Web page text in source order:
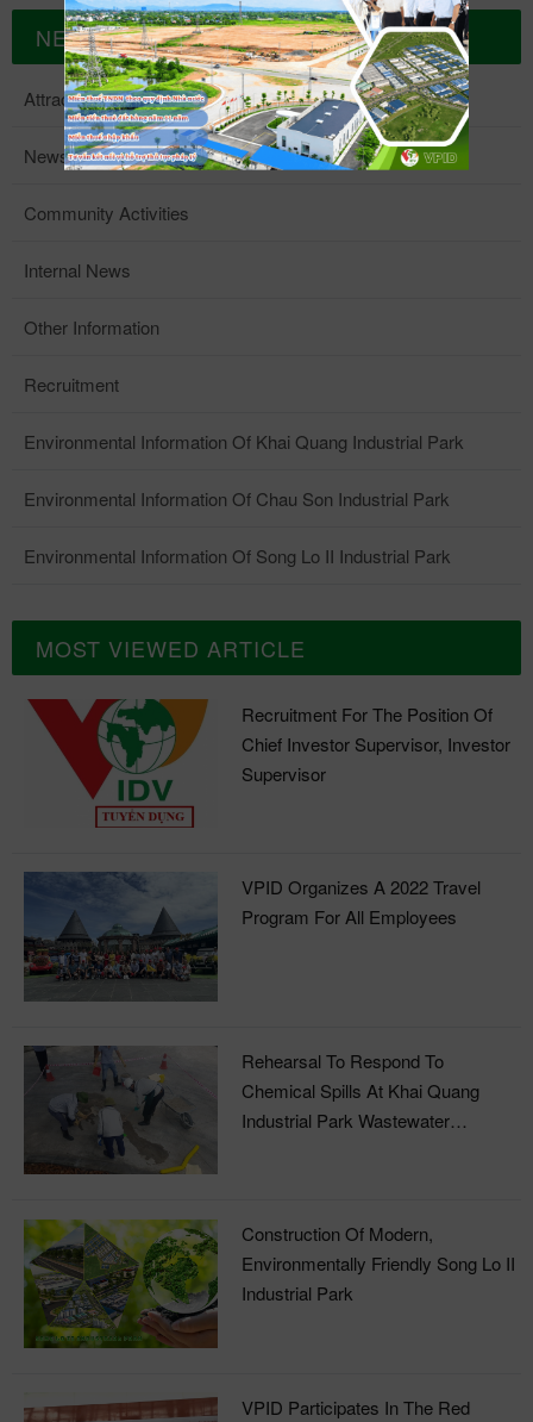
NEWS
Attract Investment
News - Events
Community Activities
Internal News
Other Information
Recruitment
Environmental Information Of Khai Quang Industrial Park
Environmental Information Of Chau Son Industrial Park
Environmental Information Of Song Lo II Industrial Park
MOST VIEWED ARTICLE
Recruitment For The Position Of
Chief Investor Supervisor, Investor
Supervisor
VPID Organizes A 2022 Travel
Program For All Employees
Rehearsal To Respond To
Chemical Spills At Khai Quang
Industrial Park Wastewater
Construction Of Modern,
Environmentally Friendly Song Lo II
Industrial Park
VPID Participates In The Red